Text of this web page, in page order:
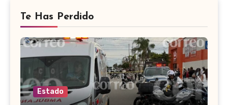
Te Has Perdido
Estado